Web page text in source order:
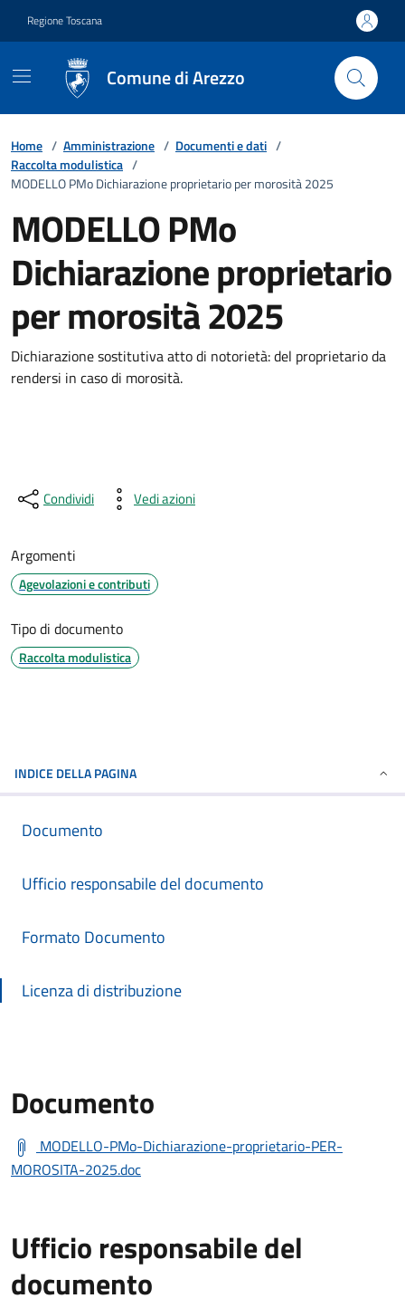
Regione Toscana
Comune di Arezzo
Home / Amministrazione / Documenti e dati /
Raccolta modulistica /
MODELLO PMo Dichiarazione proprietario per morosità 2025
MODELLO PMo
Dichiarazione proprietario
per morosità 2025
Dichiarazione sostitutiva atto di notorietà: del proprietario da
rendersi in caso di morosità.
Condividi Vedi azioni
Argomenti
Agevolazioni e contributi
Tipo di documento
Raccolta modulistica
INDICE DELLA PAGINA
Documento
Ufficio responsabile del documento
Formato Documento
Licenza di distribuzione
Documento
MODELLO-PMo-Dichiarazione-proprietario-PER-
MOROSITA-2025.doc
Ufficio responsabile del
documento